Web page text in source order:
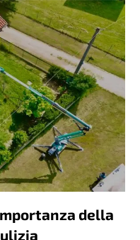
della